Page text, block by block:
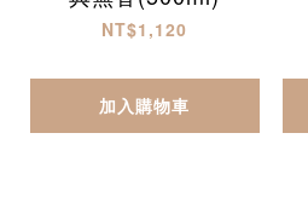
NT$1,120
加入購物車